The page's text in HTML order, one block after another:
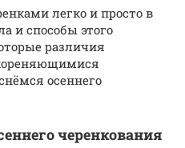
легко и просто в
и способы этого
различия
осеннего
черенкования